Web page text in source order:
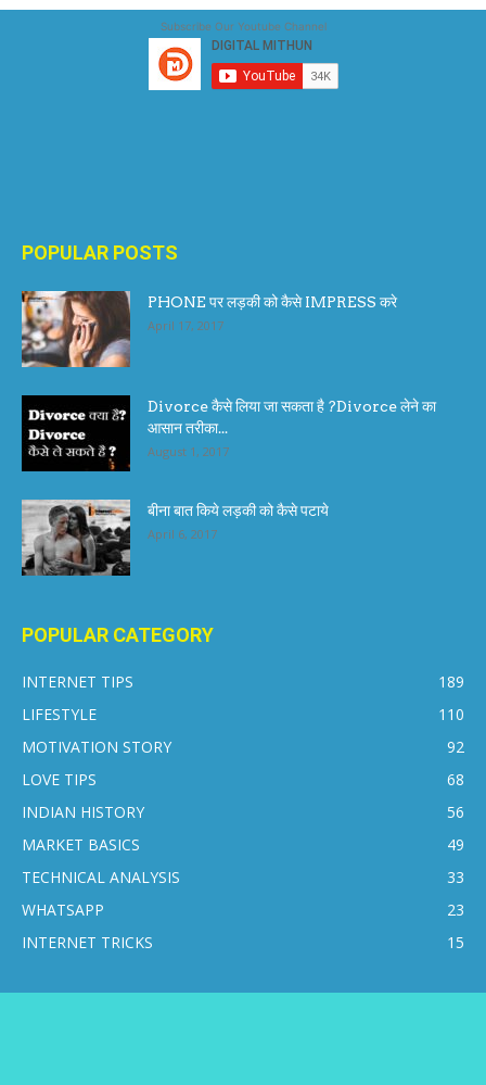
Subscribe Our Youtube Channel
POPULAR POSTS
PHONE पर लड़की को कैसे IMPRESS करे
April 17, 2017
Divorce कैसे लिया जा सकता है ?Divorce लेने का
आसान तरीका...
August 1, 2017
बीना बात किये लड़की को कैसे पटाये
April 6, 2017
POPULAR CATEGORY
INTERNET TIPS
189
LIFESTYLE
110
MOTIVATION STORY
92
LOVE TIPS
68
INDIAN HISTORY
56
MARKET BASICS
49
TECHNICAL ANALYSIS
33
WHATSAPP
23
INTERNET TRICKS
15